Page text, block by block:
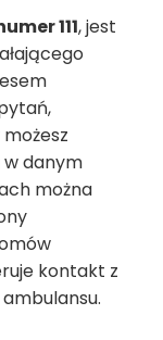
111, jest
danym
można
kontakt z